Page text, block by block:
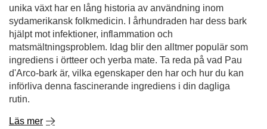
d'Arco-bark är, vilka egenskaper den har och hur du kan
införliva denna fascinerande ingrediens i din dagliga
rutin.
Läs mer